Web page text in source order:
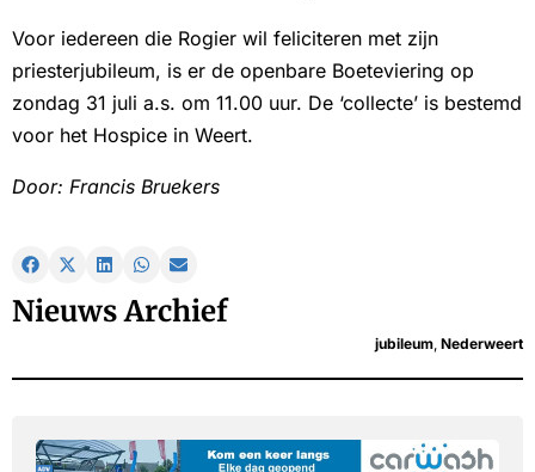
Voor iedereen die Rogier wil feliciteren met zijn
priesterjubileum, is er de openbare Boeteviering op
zondag 31 juli a.s. om 11.00 uur. De ‘collecte’ is bestemd
voor het Hospice in Weert.
Door: Francis Bruekers
Nieuws Archief
jubileum Nederweert